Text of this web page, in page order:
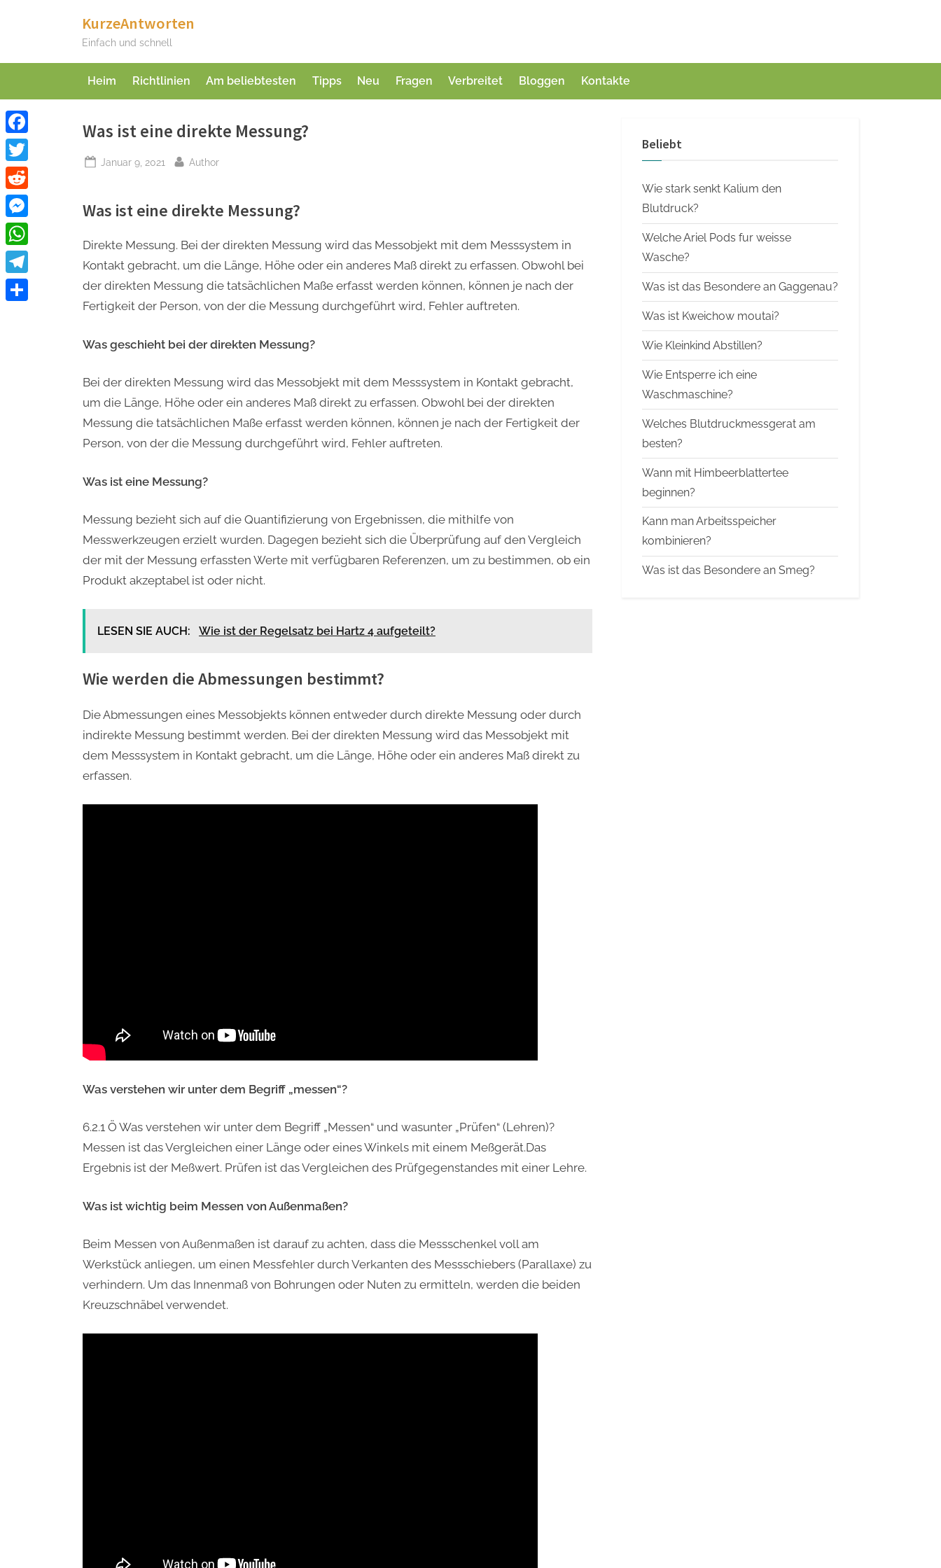
KurzeAntworten
Einfach und schnell
Heim Richtlinien Am beliebtesten Tipps Neu Fragen Verbreitet Bloggen Kontakte
Was ist eine direkte Messung?
Posted
Januar 9, 2021 By
Author
Was ist eine direkte Messung?
Direkte Messung. Bei der direkten Messung wird das Messobjekt mit dem Messsystem in
Kontakt gebracht, um die Länge, Höhe oder ein anderes Maß direkt zu erfassen. Obwohl bei
der direkten Messung die tatsächlichen Maße erfasst werden können, können je nach der
Fertigkeit der Person, von der die Messung durchgeführt wird, Fehler auftreten.
Was geschieht bei der direkten Messung?
Bei der direkten Messung wird das Messobjekt mit dem Messsystem in Kontakt gebracht,
um die Länge, Höhe oder ein anderes Maß direkt zu erfassen. Obwohl bei der direkten
Messung die tatsächlichen Maße erfasst werden können, können je nach der Fertigkeit der
Person, von der die Messung durchgeführt wird, Fehler auftreten.
Was ist eine Messung?
Messung bezieht sich auf die Quantifizierung von Ergebnissen, die mithilfe von
Messwerkzeugen erzielt wurden. Dagegen bezieht sich die Überprüfung auf den Vergleich
der mit der Messung erfassten Werte mit verfügbaren Referenzen, um zu bestimmen, ob ein
Produkt akzeptabel ist oder nicht.
LESEN SIE AUCH: Wie ist der Regelsatz bei Hartz 4 aufgeteilt?
Wie werden die Abmessungen bestimmt?
Die Abmessungen eines Messobjekts können entweder durch direkte Messung oder durch
indirekte Messung bestimmt werden. Bei der direkten Messung wird das Messobjekt mit
dem Messsystem in Kontakt gebracht, um die Länge, Höhe oder ein anderes Maß direkt zu
erfassen.
Was verstehen wir unter dem Begriff „messen“?
6.2.1 Ö Was verstehen wir unter dem Begriff „Messen“ und wasunter „Prüfen“ (Lehren)?
Messen ist das Vergleichen einer Länge oder eines Winkels mit einem Meßgerät.Das
Ergebnis ist der Meßwert. Prüfen ist das Vergleichen des Prüfgegenstandes mit einer Lehre.
Was ist wichtig beim Messen von Außenmaßen?
Beim Messen von Außenmaßen ist darauf zu achten, dass die Messschenkel voll am
Werkstück anliegen, um einen Messfehler durch Verkanten des Messschiebers (Parallaxe) zu
verhindern. Um das Innenmaß von Bohrungen oder Nuten zu ermitteln, werden die beiden
Kreuzschnäbel verwendet.
Beliebt
Wie stark senkt Kalium den
Blutdruck?
Welche Ariel Pods fur weisse
Wasche?
Was ist das Besondere an Gaggenau?
Was ist Kweichow moutai?
Wie Kleinkind Abstillen?
Wie Entsperre ich eine
Waschmaschine?
Welches Blutdruckmessgerat am
besten?
Wann mit Himbeerblattertee
beginnen?
Kann man Arbeitsspeicher
kombinieren?
Was ist das Besondere an Smeg?
Facebook
Twitter
Reddit
Messenger
WhatsApp
Telegram